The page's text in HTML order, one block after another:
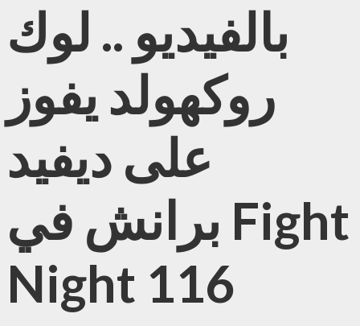
بالفيديو .. لوك
روكهولد يفوز
على ديفيد
برانش في Fight
Night 116